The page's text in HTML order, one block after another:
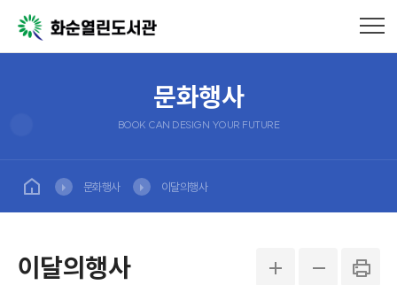
문화행사
BOOK CAN DESIGN YOUR FUTURE
문화행사 이달의행사
이달의행사